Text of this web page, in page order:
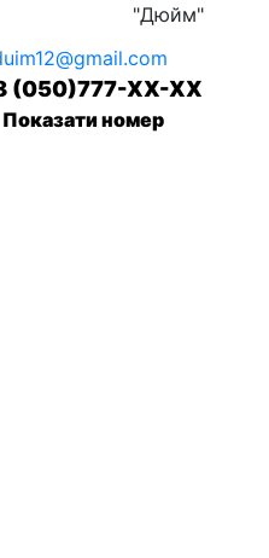
"Дюйм"
(050)777-XX-XX
Показати номер